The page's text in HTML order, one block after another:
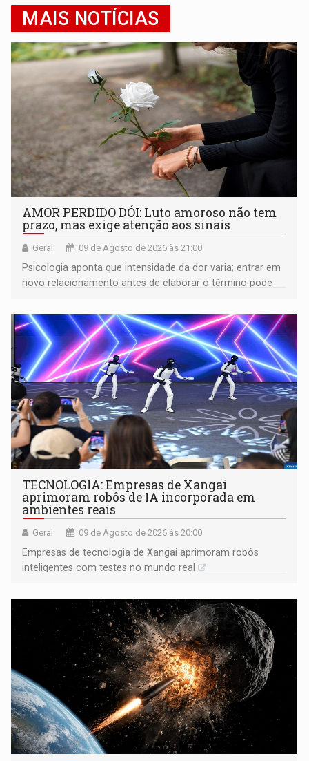
MAIS NOTÍCIAS
AMOR PERDIDO DÓI: Luto amoroso não tem
prazo, mas exige atenção aos sinais
Geral 09 de Agosto de 2026 às 21:00
Psicologia aponta que intensidade da dor varia; entrar em
novo relacionamento antes de elaborar o término pode
TECNOLOGIA: Empresas de Xangai
aprimoram robôs de IA incorporada em
ambientes reais
Geral 09 de Agosto de 2026 às 20:00
Empresas de tecnologia de Xangai aprimoram robôs
inteligentes com testes no mundo real